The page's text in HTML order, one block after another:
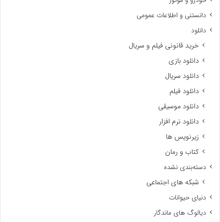
دانستنی و اطلاعات عمومی
دانلود
خرید قانونی فیلم و سریال
دانلود بازی
دانلود سریال
دانلود فیلم
دانلود موسیقی
دانلود نرم افزار
زیرنویس ها
کتاب و رمان
دسته‌بندی نشده
شبکه های اجتماعی
دنیای حیوانات
دیالوگ های ماندگار